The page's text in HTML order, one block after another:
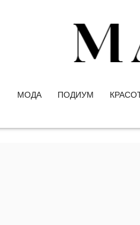
МОДА ПОДИУМ